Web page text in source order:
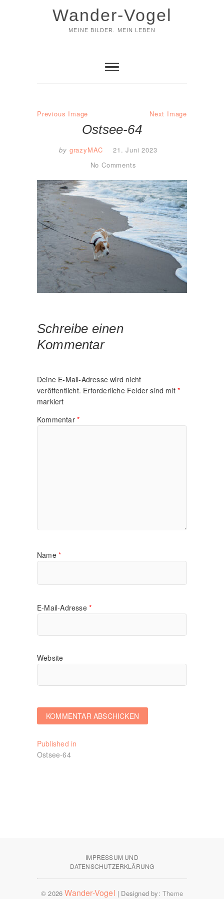
Wander-Vogel
MEINE BILDER. MEIN LEBEN
Previous Image Next Image
Ostsee-64
by grazyMAC
21. Juni 2023
No Comments
Schreibe einen
Kommentar
Deine E-Mail-Adresse wird nicht
veröffentlicht. Erforderliche Felder sind mit*
markiert
Kommentar *
Name *
E-Mail-Adresse *
Website
Beitragsnavigation
Published in
Ostsee-64
IMPRESSUM UND
DATENSCHUTZERKLÄRUNG
© 2026Wander-Vogel | Designed by: Theme